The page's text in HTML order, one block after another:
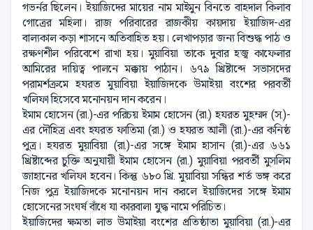
গভর্নর ছিলেন। ইয়াজিদের মায়ের নাম মাইমুন বিনতে বাহদাল কিলাব
গোত্রের মহিলা। রাজ পরিবারের রাজকীয় কায়দায় ইয়াজিদ-এর
বাল্যকাল কড়া শাসনে অতিবাহিত হয়। লেখাপড়ার জন্য বিশুদ্ধ পাঠ ও
রক্ষণশীল পরিবেশে রাখা হয়। মুয়াবিয়া তাকে দুবার হজ্ব কাফেলার
আমিরের দায়িত্ব পালনে মক্কায় পাঠান। ৬৭৯ খ্রিষ্টাব্দে সভাসদের
পরামর্শক্রমে হযরত মুয়াবিয়া ইয়াজিদকে উমাইয়া বংশের পরবর্তী
খলিফা হিসেবে মনোনয়ন দান করেন।
ইমাম হোসেন (রা.)-এর পরিচয় ইমাম হোসেন (রা.) হযরত মুহম্মদ (স.)-
এর দৌহিত্র এবং হযরত ফাতিমা (রা.) ও হযরত আলী (রা.)-এর কনিষ্ঠ
পুত্র। হযরত মুয়াবিয়া (রা.)-এর সঙ্গে ইমাম হাসান (রা.)-এর ৬৬১
খ্রিষ্টাব্দের চুক্তি অনুযায়ী ইমাম হোসেন (রা.) মুয়াবিয়া পরবর্তী মুসলিম
জাহানের খলিফা হবেন। কিন্তু ৬৮০ খ্রি. মুয়াবিয়া সন্ধির শর্ত ভঙ্গ করে
নিজ পুত্র ইয়াজিদকে মনোনয়ন দান করলে ইয়াজিদের সঙ্গে ইমাম
হোসেনের সংঘর্ষ বাঁধে যা কারবালা যুদ্ধ নামে পরিচিত।
ইয়াজিদের ক্ষমতা লাভ উমাইয়া বংশের প্রতিষ্ঠাতা মুয়াবিয়া (রা.)-এর